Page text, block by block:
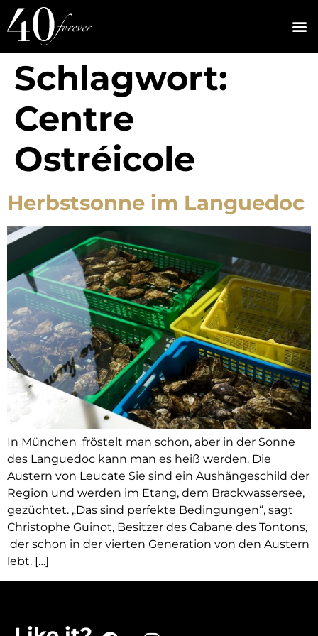
Schlagwort:
Centre
Ostréicole
Herbstsonne im Languedoc
In München fröstelt man schon, aber in der Sonne
des Languedoc kann man es heiß werden. Die
Austern von Leucate Sie sind ein Aushängeschild der
Region und werden im Etang, dem Brackwassersee,
gezüchtet. „Das sind perfekte Bedingungen“, sagt
Christophe Guinot, Besitzer des Cabane des Tontons,
der schon in der vierten Generation von den Austern
lebt. […]